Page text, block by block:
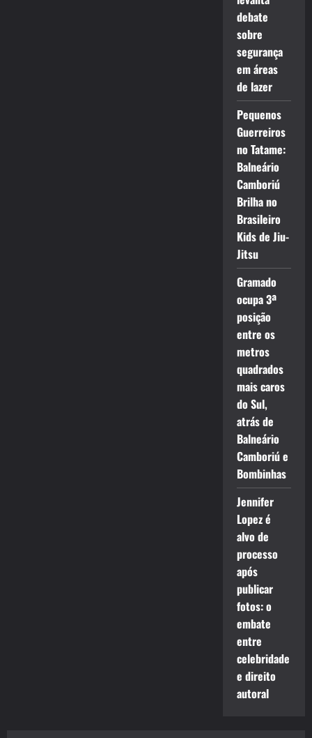
debate
sobre
segurança
em áreas
de lazer
Pequenos
Guerreiros
no Tatame:
Balneário
Camboriú
Brilha no
Brasileiro
Kids de Jiu-
Jitsu
Gramado
ocupa 3ª
posição
entre os
metros
quadrados
mais caros
do Sul,
atrás de
Balneário
Camboriú e
Bombinhas
Jennifer
Lopez é
alvo de
processo
após
publicar
fotos: o
embate
entre
celebridade
e direito
autoral